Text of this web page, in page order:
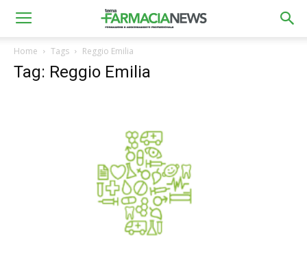
Home Tags Reggio Emilia
Tag: Reggio Emilia